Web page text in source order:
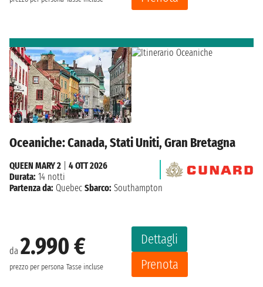
Oceaniche: Canada, Stati Uniti, Gran Bretagna
da 2.990 €
prezzo per persona Tasse incluse
Dettagli
Prenota
QUEEN MARY 2
4 OTT 2026
Durata: 14 notti
Partenza da: Quebec Sbarco: Southampton